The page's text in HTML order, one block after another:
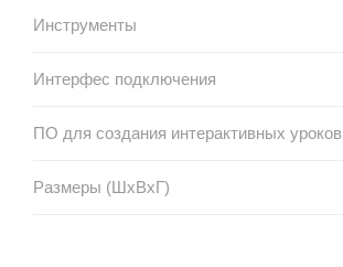
Инструменты
Интерфес подключения
ПО для создания интерактивных уроков
Размеры (ШxВxГ)